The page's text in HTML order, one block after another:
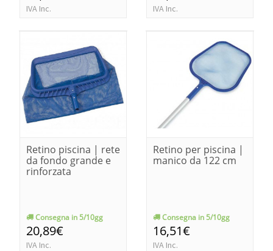
IVA Inc. IVA Inc.
Retino piscina | rete
da fondo grande e
rinforzata
Consegna in 5/10gg
20,89€
IVA Inc.
Retino per piscina |
manico da 122 cm
Consegna in 5/10gg
16,51€
IVA Inc.